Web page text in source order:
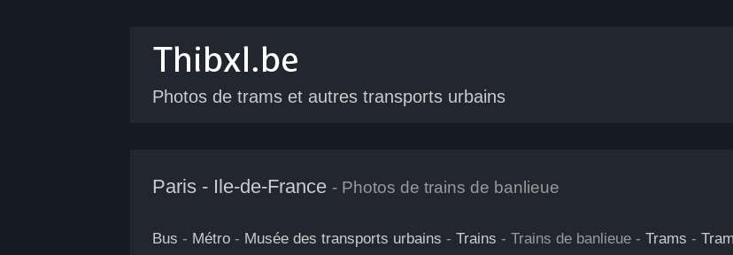
Photos de trams et autres transports urbains
Paris - Ile-de-France - Photos de trains de banlieue
Bus - Métro - Musée des transports urbains - Trains - Trains de banlieue - Trams -